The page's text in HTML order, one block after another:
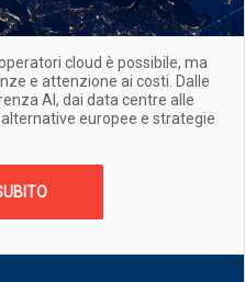
cloud è possibile, ma
e attenzione ai costi. Dalle
AI, dai data centre alle
europee e strategie